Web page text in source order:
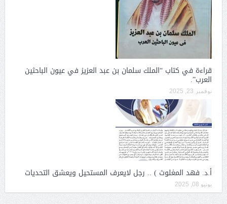
قراءة في كتاب “الملك سلمان بن عبد العزيز في عيون الباحثين
العرب”.
نوفمبر 23, 2025
أ.د. فهد المغلوث ) .. رجل لايعرف المستحيل ويعشق التحديات
يونيو 08, 2025